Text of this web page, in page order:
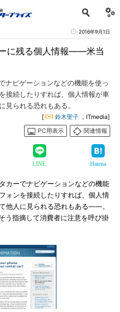
2016年9月1日
ーに残る個人情報――米当
ナビゲーションなどの機能を使っ
接続したりすれば、個人情報が車
見られる恐れもある。
[ 鈴木聖子 ，ITmedia]
PC用表示
関連情報
LINE Hatena
カーでナビゲーションなどの機能
ォンを接続したりすれば、個人情
他人に見られる恐れもある――。
う指摘して消費者に注意を呼び掛